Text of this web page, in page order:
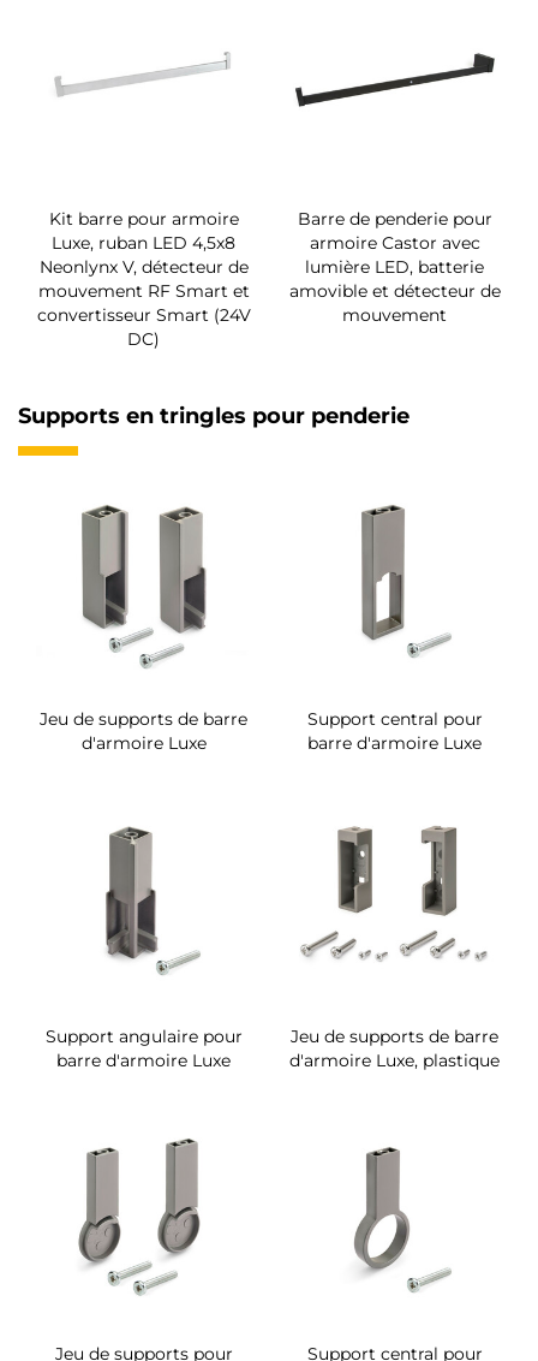
Kit barre pour armoire
Luxe, ruban LED 4,5x8
Neonlynx V, détecteur de
mouvement RF Smart et
convertisseur Smart (24V
DC)
Barre de penderie pour
armoire Castor avec
lumière LED, batterie
amovible et détecteur de
mouvement
Supports en tringles pour penderie
Jeu de supports de barre
d'armoire Luxe
Support central pour
barre d'armoire Luxe
Support angulaire pour
barre d'armoire Luxe
Jeu de supports de barre
d'armoire Luxe, plastique
Jeu de supports pour
Support central pour